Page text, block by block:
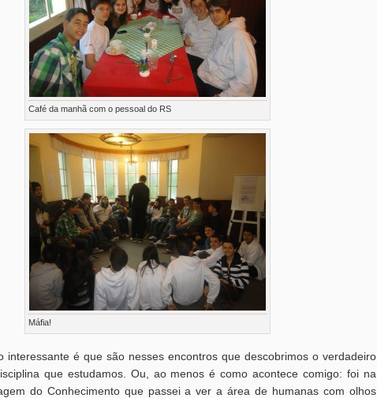
Café da manhã com o pessoal do RS
Máfia!
interessante é que são nesses encontros que descobrimos o verdadeiro
que estudamos. Ou, ao menos é como acontece comigo: foi na
do Conhecimento que passei a ver a área de humanas com olhos